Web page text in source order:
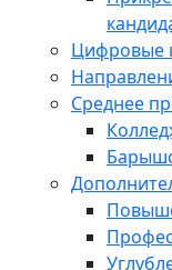
Цифровые
Среднее